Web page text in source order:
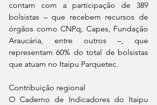
contam com a participação de 389
bolsistas – que recebem recursos de
órgãos como CNPq, Capes, Fundação
Araucária, entre outros –, que
representam 60% do total de bolsistas
que atuam no Itaipu Parquetec.
Contribuição regional
O Caderno de Indicadores do Itaipu